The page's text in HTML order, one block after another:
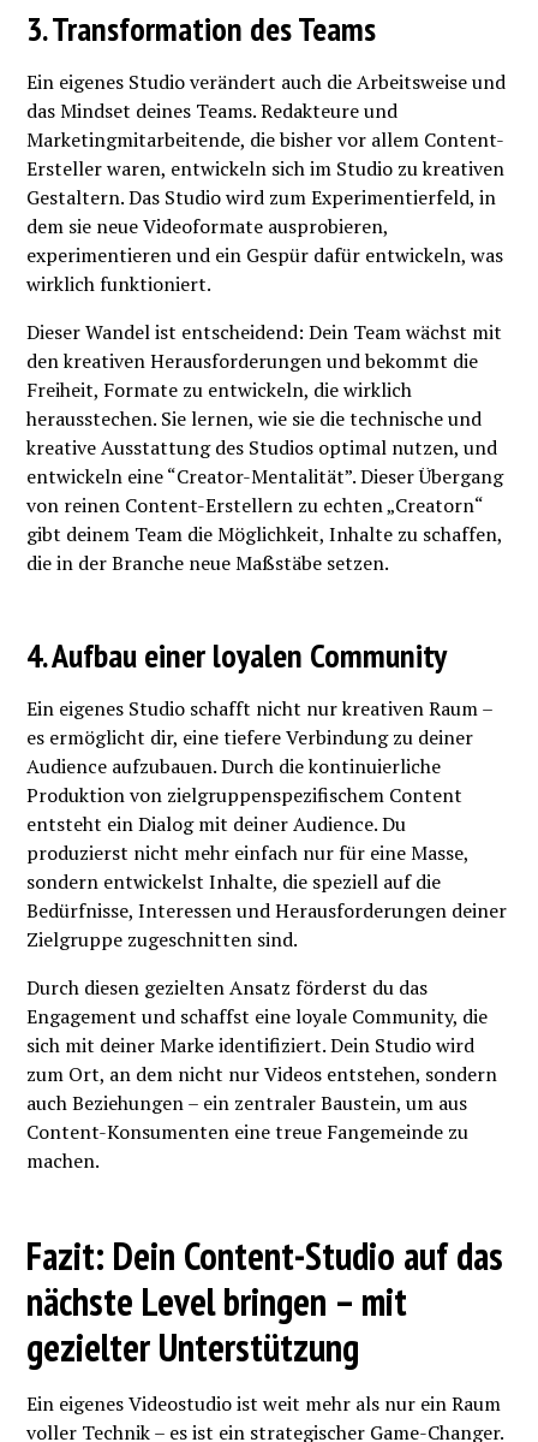
3. Transformation des Teams
Ein eigenes Studio verändert auch die Arbeitsweise und
das Mindset deines Teams. Redakteure und
Marketingmitarbeitende, die bisher vor allem Content-
Ersteller waren, entwickeln sich im Studio zu kreativen
Gestaltern. Das Studio wird zum Experimentierfeld, in
dem sie neue Videoformate ausprobieren,
experimentieren und ein Gespür dafür entwickeln, was
wirklich funktioniert.
Dieser Wandel ist entscheidend: Dein Team wächst mit
den kreativen Herausforderungen und bekommt die
Freiheit, Formate zu entwickeln, die wirklich
herausstechen. Sie lernen, wie sie die technische und
kreative Ausstattung des Studios optimal nutzen, und
entwickeln eine “Creator-Mentalität”. Dieser Übergang
von reinen Content-Erstellern zu echten „Creatorn“
gibt deinem Team die Möglichkeit, Inhalte zu schaffen,
die in der Branche neue Maßstäbe setzen.
4. Aufbau einer loyalen Community
Ein eigenes Studio schafft nicht nur kreativen Raum –
es ermöglicht dir, eine tiefere Verbindung zu deiner
Audience aufzubauen. Durch die kontinuierliche
Produktion von zielgruppenspezifischem Content
entsteht ein Dialog mit deiner Audience. Du
produzierst nicht mehr einfach nur für eine Masse,
sondern entwickelst Inhalte, die speziell auf die
Bedürfnisse, Interessen und Herausforderungen deiner
Zielgruppe zugeschnitten sind.
Durch diesen gezielten Ansatz förderst du das
Engagement und schaffst eine loyale Community, die
sich mit deiner Marke identifiziert. Dein Studio wird
zum Ort, an dem nicht nur Videos entstehen, sondern
auch Beziehungen – ein zentraler Baustein, um aus
Content-Konsumenten eine treue Fangemeinde zu
machen.
Fazit: Dein Content-Studio auf das
nächste Level bringen – mit
gezielter Unterstützung
Ein eigenes Videostudio ist weit mehr als nur ein Raum
voller Technik – es ist ein strategischer Game-Changer.